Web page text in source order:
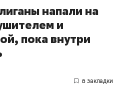
напали на
и
пока внутри